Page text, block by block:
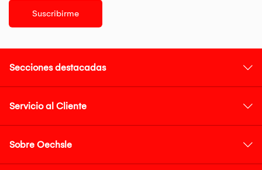
Suscribirme
Secciones destacadas
Servicio al Cliente
Sobre Oechsle